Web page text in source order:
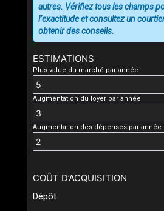
ESTIMATIONS
Plus-value du marché par année
Augmentation du loyer par année
Augmentation des dépenses par année
autres. Vérifiez tous les champs
l’exactitude et consultez un
obtenir des conseils.
COÛT D’ACQUISITION
Dépôt